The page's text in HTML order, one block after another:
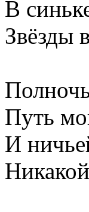
В
Звёзды
Путь
И